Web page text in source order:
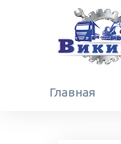
Главная